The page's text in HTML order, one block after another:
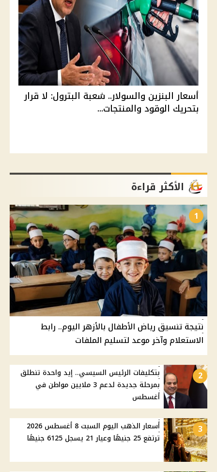
أسعار البنزين والسولار.. شعبة البترول: لا قرار
بتحريك الوقود والمنتجات...
الأكثر قراءة
1
نتيجة تنسيق رياض الأطفال بالأزهر اليوم.. رابط
الاستعلام وآخر موعد لتسليم الملفات
2
بتكليفات الرئيس السيسي.. إيد واحدة تنطلق
بمرحلة جديدة لدعم 3 ملايين مواطن في
أغسطس
3
أسعار الذهب اليوم السبت 8 أغسطس 2026
ترتفع 25 جنيهًا وعيار 21 يسجل 6125 جنيهًا